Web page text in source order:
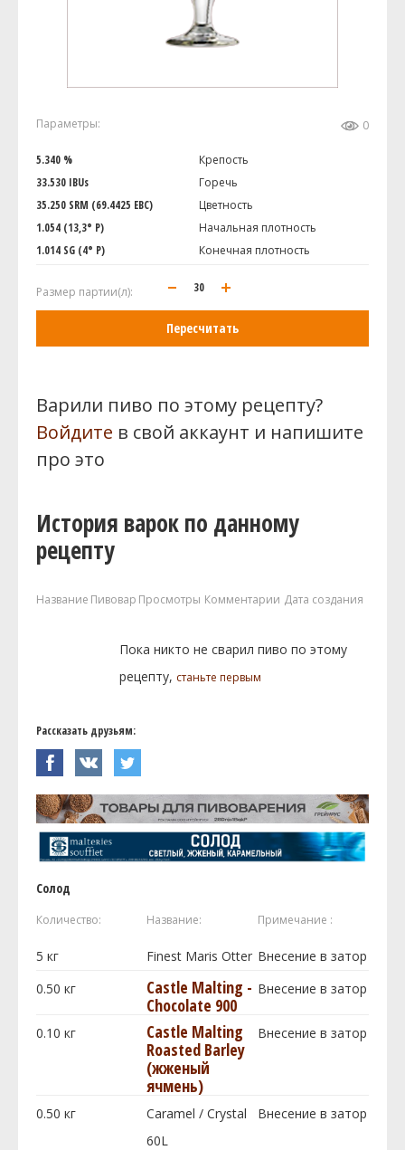
Параметры: 0
5.340 %
Крепость
33.530 IBUs
Горечь
35.250 SRM (69.4425 EBC)
Цветность
1.054 (13,3° P)
Начальная плотность
1.014 SG (4° P)
Конечная плотность
Размер партии(л):
Пересчитать
Варили пиво по этому рецепту?
Войдите в свой аккаунт и напишите
про это
История варок по данному
рецепту
Название Пивовар Просмотры Комментарии Дата создания
Пока никто не сварил пиво по этому
рецепту, станьте первым
Рассказать друзьям:
Солод
Количество: Название: Примечание :
5 кг Finest Maris Otter Внесение в затор
0.50 кг
Castle Malting -
Chocolate 900
Внесение в затор
0.10 кг
Castle Malting
Roasted Barley
(жженый
ячмень)
Внесение в затор
0.50 кг
Caramel / Crystal
60L
Внесение в затор